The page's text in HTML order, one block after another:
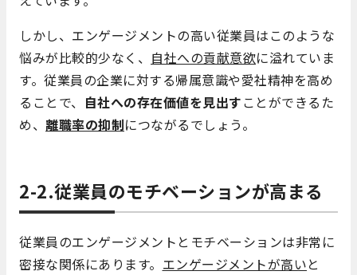
しかし、エンゲージメントの高い従業員はこのような
悩みが比較的少なく、 自社への貢献意欲に溢れていま
す。従業員の企業に対する帰属意識や愛社精神を高め
ることで、 自社への存在価値を見出す ことができるた
め、 離職率の抑制につながるでしょう。
2-2.従業員のモチベーションが高まる
従業員のエンゲージメントとモチベーションは非常に
密接な関係にあります。 エンゲージメントが高いと